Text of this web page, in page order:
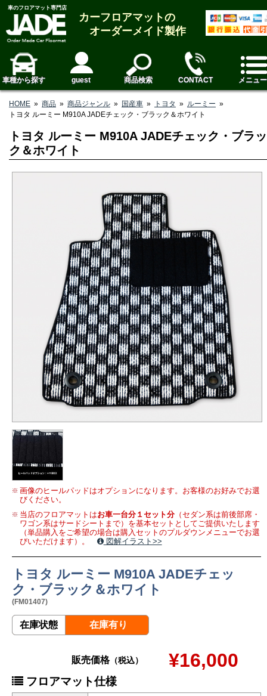
車のフロアマット専門店
カーフロアマットの
オーダーメイド製作
車種から探す guest 商品検索 CONTACT メニュー
HOME » 商品 » 商品ジャンル » 国産車 » トヨタ » ルーミー »
トヨタ ルーミー M910A JADEチェック・ブラック＆ホワイト
トヨタ ルーミー M910A JADEチェック・ブラッ
ク＆ホワイト
画像のヒールパッドはオプションになります。お客様のお好みでお選
びください。
当店のフロアマットはお車一台分１セット分（セダン系は前後部席・
ワゴン系はサードシートまで）を基本セットとしてご提供いたします
（単品購入をご希望の場合は購入セットのプルダウンメニューでお選
びいただけます）。
図解イラスト>>
トヨタ ルーミー M910A JADEチェッ
ク・ブラック＆ホワイト
(FM01407)
在庫状態 在庫有り
販売価格（税込） ¥16,000
フロアマット仕様